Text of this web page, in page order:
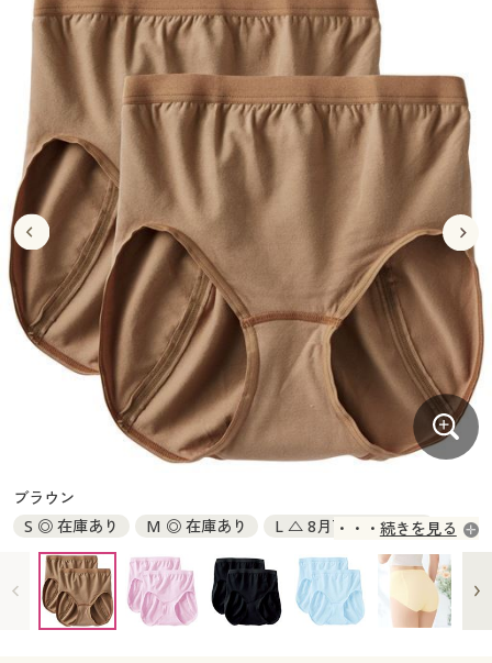
メンズ下着
ジュニア・ティーンズ下着
メンズファッション
メンズ下着
家電・雑貨すべて
家電
キッチン・雑貨・日用品
寝具・インテリア・家具
寝具・インテリア・家具通販すべて
家具・収納
寝具・ベッド
カーテン・ラグ・ファブリック
美容・健康
美容・健康通販すべて
美容・健康・サプリメント
制服・スクール
制服・スクールすべて
制服・学生服
ジュニア・ティーンズ下着
大きいサイズ
大きいサイズ通販すべて
大きいサイズ レディース服
大きいサイズ レディース下着
大きいサイズ メンズ
大きいサイズ 事務・制服
バーゲン
バーゲンセール
シークレットセール
詳細検索
商品カテゴリ一覧
カタログ・チラシからのご注文
デジタルカタログ
カタログ無料プレゼント
ジュニア・ティーンズ下着
メンズ下着
家電
キッチン・雑貨・日用品
寝具・インテリア・家具通販すべて
家具・収納
寝具・ベッド
カーテン・ラグ・ファブリック
美容・健康
美容・健康通販すべて
美容・健康・サプリメント
制服・スクール
制服・スクールすべて
制服・学生服
ジュニア・ティーンズ下着
大きいサイズ
大きいサイズ通販すべて
大きいサイズ レディース服
大きいサイズ レディース下着
大きいサイズ メンズ
大きいサイズ 事務・制服
バーゲン
バーゲンセール
シークレットセール
詳細検索
商品カテゴリ一覧
カタログ
カタログ・チラシからのご注文
カタログ無料プレゼント
会員メニュー
ブラウン
S ◎ 在庫あり
M ◎ 在庫あり
L △ 8月下旬入荷予定
LL △ 8月下旬入荷予定
3L ◎ 在庫あり
続きを見る